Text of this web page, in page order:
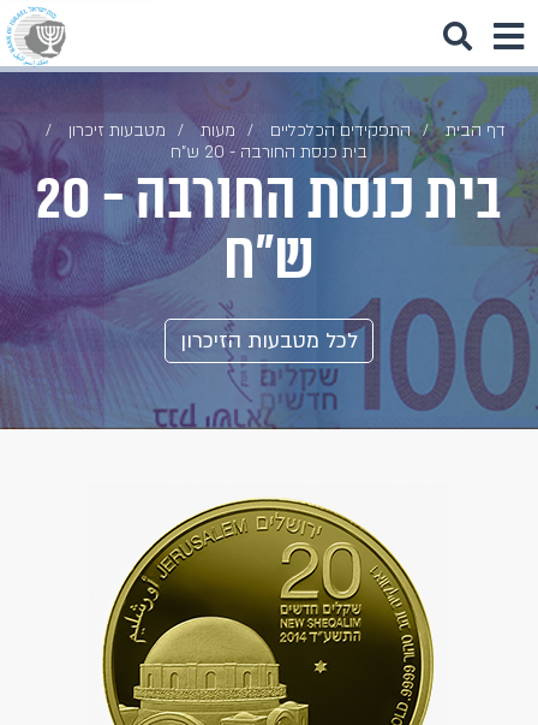
דף הבית התפקידים הכלכליים מעות
מטבעות זיכרון
בית כנסת החורבה - 20 ש"ח
בית כנסת החורבה - 20
ש"ח
לכל מטבעות הזיכרון